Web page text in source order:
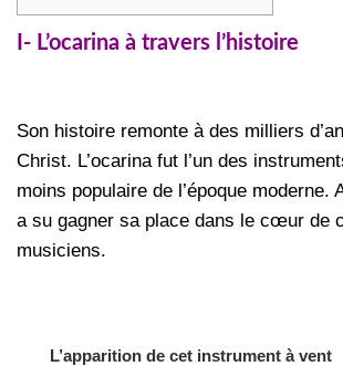
I- L’ocarina à travers l’histoire
Son histoire remonte à des milliers
Christ. L’ocarina fut l’un des
moins populaire de l’époque moderne.
a su gagner sa place dans le cœur de
musiciens.
L’apparition de cet instrument à vent